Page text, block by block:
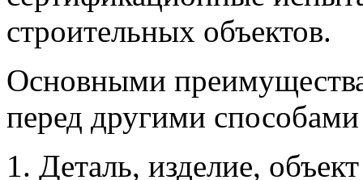
строительных объектов.
Основными
перед другими
1. Деталь, изделие,